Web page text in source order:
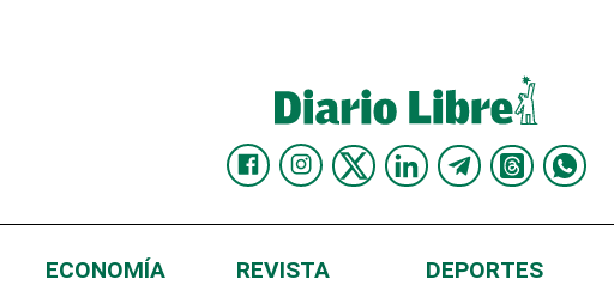
ECONOMÍA REVISTA DEPORTES